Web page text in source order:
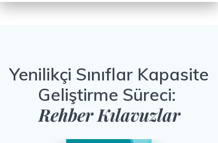
Yenilikçi Sınıflar Kapasite
Geliştirme Süreci:
Rehber Kılavuzlar